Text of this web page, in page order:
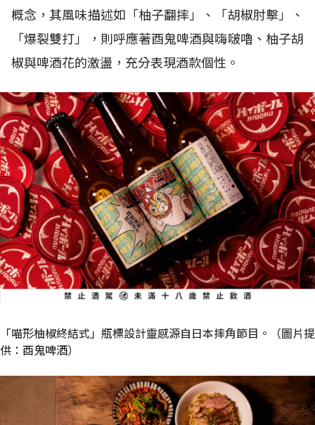
概念，其風味描述如「柚子翻摔」、「胡椒肘擊」、
「爆裂雙打」，則呼應著酉鬼啤酒與嗨啵嚕、柚子胡
椒與啤酒花的激盪，充分表現酒款個性。
「喵形柚椒終結式」瓶標設計靈感源自日本摔角節目。（圖片提
供：酉鬼啤酒）